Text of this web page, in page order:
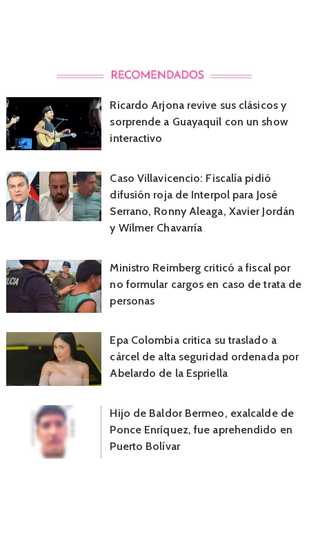
Ricardo Arjona revive sus clásicos y
sorprende a Guayaquil con un show
interactivo
Caso Villavicencio: Fiscalía pidió
difusión roja de Interpol para José
Serrano, Ronny Aleaga, Xavier Jordán
y Wilmer Chavarría
Ministro Reimberg criticó a fiscal por
no formular cargos en caso de trata de
personas
Epa Colombia critica su traslado a
cárcel de alta seguridad ordenada por
Abelardo de la Espriella
Hijo de Baldor Bermeo, exalcalde de
Ponce Enríquez, fue aprehendido en
Puerto Bolívar